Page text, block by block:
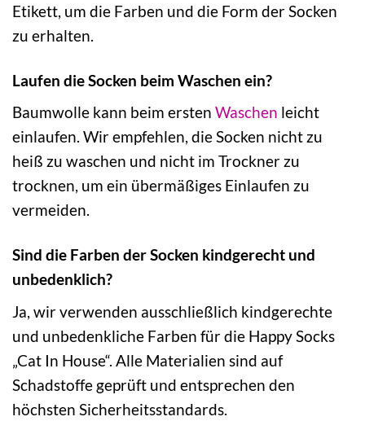
Etikett, um die Farben und die Form der Socken
zu erhalten.
Laufen die Socken beim Waschen ein?
Baumwolle kann beim ersten Waschen leicht
einlaufen. Wir empfehlen, die Socken nicht zu
heiß zu waschen und nicht im Trockner zu
trocknen, um ein übermäßiges Einlaufen zu
vermeiden.
Sind die Farben der Socken kindgerecht und
unbedenklich?
Ja, wir verwenden ausschließlich kindgerechte
und unbedenkliche Farben für die Happy Socks
„Cat In House“. Alle Materialien sind auf
Schadstoffe geprüft und entsprechen den
höchsten Sicherheitsstandards.